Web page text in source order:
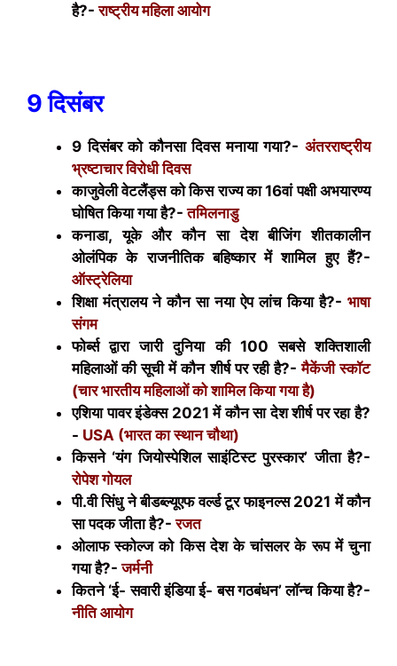
है?-राष्ट्रीय महिला आयोग
9 दिसंबर
9 दिसंबर को कौनसा दिवस मनाया गया?-अंतरराष्ट्रीय
भ्रष्टाचार विरोधी दिवस
काजुवेली वेटलैंड्स को किस राज्य का 16वां पक्षी अभयारण्य
घोषित किया गया है?-तमिलनाडु
कनाडा, यूके और कौन सा देश बीजिंग शीतकालीन
ओलंपिक के राजनीतिक बहिष्कार में शामिल हुए हैं?-
ऑस्ट्रेलिया
शिक्षा मंत्रालय ने कौन सा नया ऐप लांच किया है?- भाषा
संगम
फोर्ब्‍स द्वारा जारी दुनिया की 100 सबसे शक्तिशाली
महिलाओं की सूची में कौन शीर्ष पर रही है?-मैकेंजी स्कॉट
(चार भारतीय महिलाओं को शामिल किया गया है)
एशिया पावर इंडेक्स 2021 में कौन सा देश शीर्ष पर रहा है?
- USA (भारत का स्थान चौथा)
किसने ‘यंग जियोस्पेशिल साइंटिस्ट पुरस्कार’ जीता है?-
रोपेश गोयल
पी.वी सिंधु ने बीडब्ल्यूएफ वर्ल्ड टूर फाइनल्स 2021 में कौन
सा पदक जीता है?-रजत
ओलाफ स्कोल्ज को किस देश के चांसलर के रूप में चुना
गया है?- जर्मनी
कितने ‘ई- सवारी इंडिया ई- बस गठबंधन’ लॉन्च किया है?-
नीति आयोग